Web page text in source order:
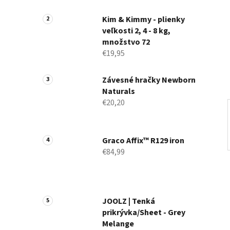
n
Kim & Kimmy - plienky
veľkosti 2, 4 - 8 kg,
množstvo 72
€19,95
Závesné hračky Newborn
Naturals
€20,20
Graco Affix™ R129 iron
€84,99
JOOLZ | Tenká
prikrývka/Sheet - Grey
Melange